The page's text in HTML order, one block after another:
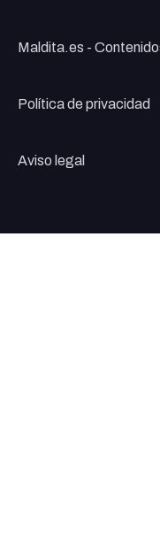
Maldita.es -
Política de privacidad
Aviso legal